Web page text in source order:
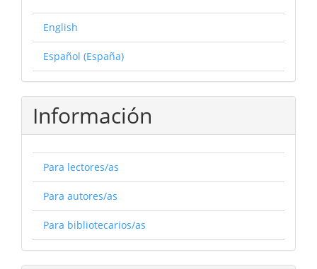
English
Español (España)
Información
Para lectores/as
Para autores/as
Para bibliotecarios/as